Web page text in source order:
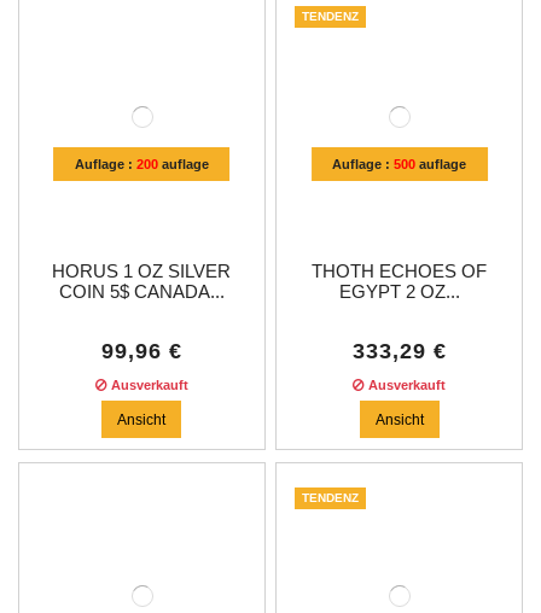
Auflage : 200auflage
HORUS 1 OZ SILVER
COIN 5$ CANADA...
99,96 €
Ausverkauft
Ansicht
Auflage :500 auflage
TENDENZ
THOTH ECHOES OF
EGYPT 2 OZ...
333,29 €
Ausverkauft
Ansicht
TENDENZ